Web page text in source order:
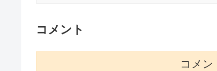
コメント
コメン